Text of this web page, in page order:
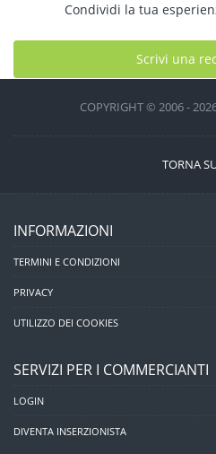
Condividi la tua
Scrivi una
COPYRIGHT © 2006 -
TORNA
INFORMAZIONI
TERMINI E CONDIZIONI
PRIVACY
UTILIZZO DEI COOKIES
SERVIZI PER I COMMERCIANTI
LOGIN
DIVENTA INSERZIONISTA